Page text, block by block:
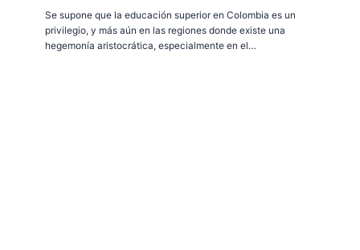
Se supone que la educación superior en Colombia es un
privilegio, y más aún en las regiones donde existe una
hegemonía aristocrática, especialmente en el…